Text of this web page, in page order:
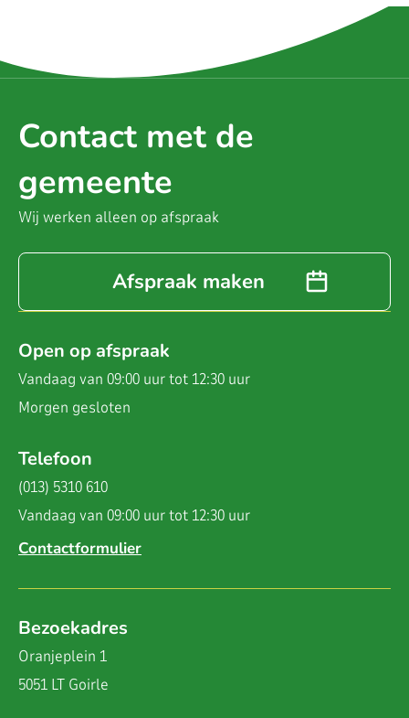
Contact met de
gemeente
Wij werken alleen op afspraak
Afspraak maken
Open op afspraak
Vandaag van 09:00 uur tot 12:30 uur
Morgen gesloten
Telefoon
(013) 5310 610
Vandaag van 09:00 uur tot 12:30 uur
Contactformulier
Bezoekadres
Oranjeplein 1
5051 LT Goirle